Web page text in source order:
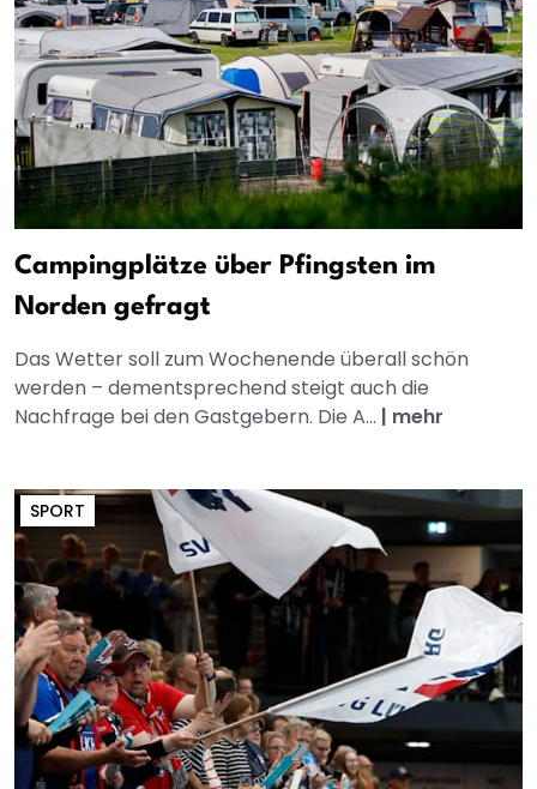
Campingplätze über Pfingsten im
Norden gefragt
Das Wetter soll zum Wochenende überall schön
werden – dementsprechend steigt auch die
Nachfrage bei den Gastgebern. Die A... | mehr
SPORT